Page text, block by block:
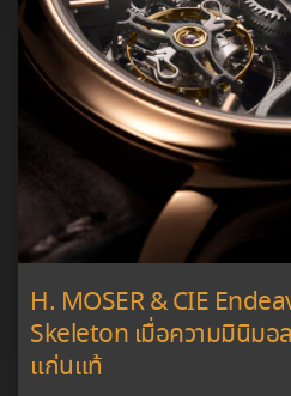
H. MOSER & CIE
Skeleton เมื่อความมินิมอล
แก่นแท้